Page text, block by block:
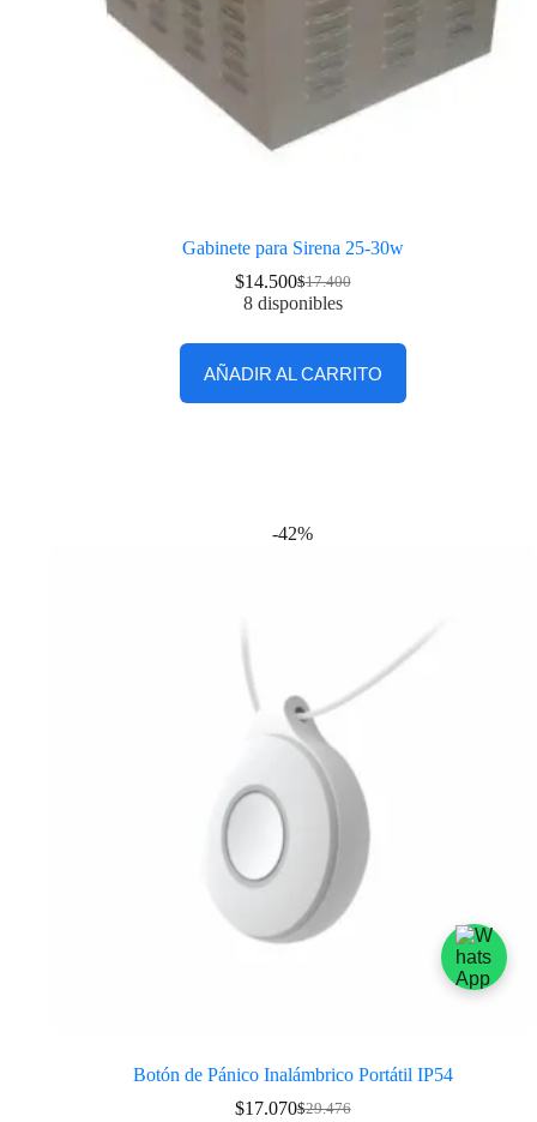
Gabinete para Sirena 25-30w
$17.400
$14.500
8 disponibles
AÑADIR AL CARRITO
-42%
Botón de Pánico Inalámbrico Portátil IP54
$29.476
$17.070